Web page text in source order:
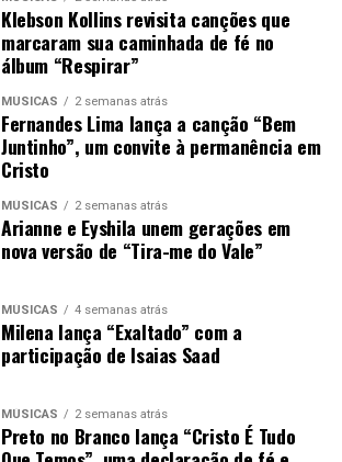
Klebson Kollins revisita canções que
marcaram sua caminhada de fé no
álbum “Respirar”
MÚSICAS 2 semanas atrás
Fernandes Lima lança a canção “Bem
Juntinho”, um convite à permanência em
Cristo
MÚSICAS 2 semanas atrás
Arianne e Eyshila unem gerações em
nova versão de “Tira-me do Vale”
MÚSICAS 4 semanas atrás
Milena lança “Exaltado” com a
participação de Isaias Saad
MÚSICAS 2 semanas atrás
Preto no Branco lança “Cristo É Tudo